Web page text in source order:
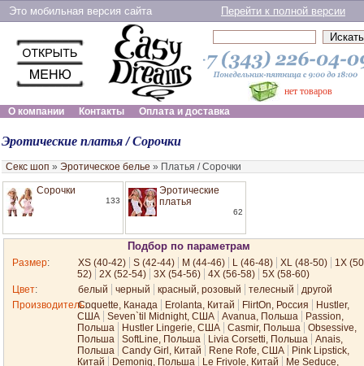
Это мобильная версия сайта Перейти к полной версии
нет товаров
О компании
Контакты Оплата и доставка
Эротические платья / Сорочки
Секс шоп » Эротическое белье » Платья / Сорочки
Сорочки
133
Эротические
платья
62
Подбор по параметрам
Размер: XS (40-42) S (42-44) M (44-46) L (46-48) XL (48-50)
1X
52)
2X (52-54) 3X (54-56) 4X (56-58)
5X (58-60)
Цвет: белый черный красный, розовый телесный
другой
Производитель:
Coquette, Канада Erolanta, Китай FlirtOn, Россия
Hustler,
США
Seven`til Midnight, США Avanua, Польша
Passion,
Польша
Hustler Lingerie, США Casmir, Польша
Obsessive,
Польша
SoftLine, Польша Livia Corsetti, Польша
Anais,
Польша
Candy Girl, Китай Rene Rofe, США
Pink Lipstick,
Китай
Demoniq, Польша Le Frivole, Китай
Me Seduce,